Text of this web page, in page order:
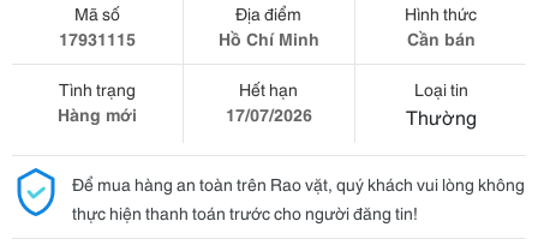
Mã số
17931115
Địa điểm
Hồ Chí Minh
Hình thức
Cần bán
Tình trạng
Hàng mới
Hết hạn
17/07/2026
Loại tin
Thường
Để mua hàng an toàn trên Rao vặt, quý khách vui lòng không
thực hiện thanh toán trước cho người đăng tin!